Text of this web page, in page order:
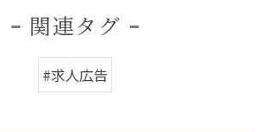
関連タグ
#求人広告